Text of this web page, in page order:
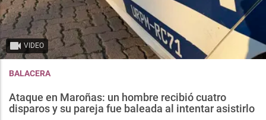
VIDEO
BALACERA
Ataque en Maroñas: un hombre recibió cuatro
disparos y su pareja fue baleada al intentar asistirlo